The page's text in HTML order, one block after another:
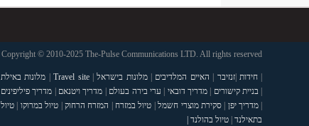
Copyright © 2010-2025 The-Pulse Communications LTD. All rights reserved
| חידות |זנזיבר | האיים המלדיבים |מלונות בישראל|
Travel site
| מלונות באילת
| בניית קישורים |מדריך דובאי | ערי בירה בעולם | מדריך ויטנאם | מדריך פיליפינים
| מדריך יפן |סקירת מוצרי חשמל| טיול במזרח | המזרח הרחוק | טיול במרוקו | טיול
בתאילנד| טיול בהולנד |